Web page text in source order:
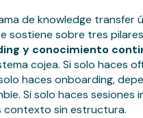
de knowledge transfer
sostiene sobre tres
y conocimiento
cojea. Si solo haces
haces onboarding,
Si solo haces sesiones
contexto sin estructura.